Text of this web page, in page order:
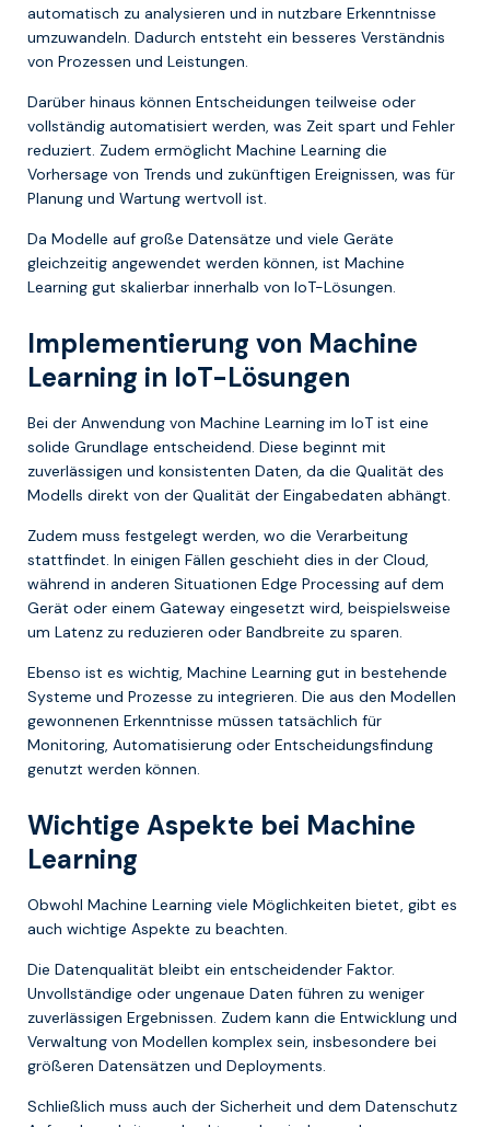
automatisch zu analysieren und in nutzbare Erkenntnisse
umzuwandeln. Dadurch entsteht ein besseres Verständnis
von Prozessen und Leistungen.
Darüber hinaus können Entscheidungen teilweise oder
vollständig automatisiert werden, was Zeit spart und Fehler
reduziert. Zudem ermöglicht Machine Learning die
Vorhersage von Trends und zukünftigen Ereignissen, was für
Planung und Wartung wertvoll ist.
Da Modelle auf große Datensätze und viele Geräte
gleichzeitig angewendet werden können, ist Machine
Learning gut skalierbar innerhalb von IoT-Lösungen.
Implementierung von Machine
Learning in IoT-Lösungen
Bei der Anwendung von Machine Learning im IoT ist eine
solide Grundlage entscheidend. Diese beginnt mit
zuverlässigen und konsistenten Daten, da die Qualität des
Modells direkt von der Qualität der Eingabedaten abhängt.
Zudem muss festgelegt werden, wo die Verarbeitung
stattfindet. In einigen Fällen geschieht dies in der Cloud,
während in anderen Situationen Edge Processing auf dem
Gerät oder einem Gateway eingesetzt wird, beispielsweise
um Latenz zu reduzieren oder Bandbreite zu sparen.
Ebenso ist es wichtig, Machine Learning gut in bestehende
Systeme und Prozesse zu integrieren. Die aus den Modellen
gewonnenen Erkenntnisse müssen tatsächlich für
Monitoring, Automatisierung oder Entscheidungsfindung
genutzt werden können.
Wichtige Aspekte bei Machine
Learning
Obwohl Machine Learning viele Möglichkeiten bietet, gibt es
auch wichtige Aspekte zu beachten.
Die Datenqualität bleibt ein entscheidender Faktor.
Unvollständige oder ungenaue Daten führen zu weniger
zuverlässigen Ergebnissen. Zudem kann die Entwicklung und
Verwaltung von Modellen komplex sein, insbesondere bei
größeren Datensätzen und Deployments.
Schließlich muss auch der Sicherheit und dem Datenschutz